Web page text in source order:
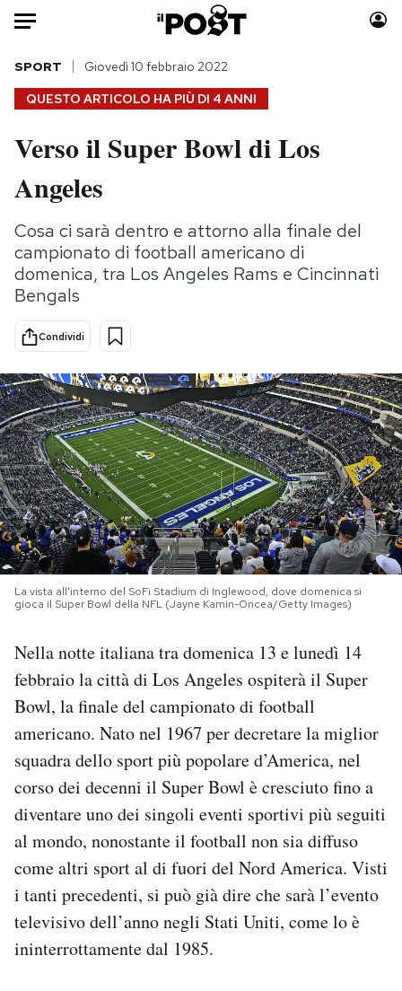
Auto
HOME
Italia
Politica
Tecnologia
Internet
Scienza
Cultura
Economia
Moda
Storie/Idee
Ok Boomer!
Media
PODCAST
NEWSLETTER
I MIEI PREFERITI
SHOP
CALENDARIO
AREA PERSONALE
Area Personale
Newsletter
Notifiche mobile
Regala il Post
Hai bisogno di aiuto?
QUESTO ARTICOLO HA PIÙ DI 4 ANNI
SPORT Giovedì 10 febbraio 2022
Verso il Super Bowl di Los
Angeles
Cosa ci sarà dentro e attorno alla finale del
campionato di football americano di
domenica, tra Los Angeles Rams e Cincinnati
Bengals
Condividi
La vista all'interno del SoFi Stadium di Inglewood, dove domenica si
gioca il Super Bowl della NFL (Jayne Kamin-Oncea/Getty Images)
Nella notte italiana tra domenica 13 e lunedì 14
febbraio la città di Los Angeles ospiterà il Super
Bowl, la finale del campionato di football
americano. Nato nel 1967 per decretare la miglior
squadra dello sport più popolare d’America, nel
corso dei decenni il Super Bowl è cresciuto fino a
diventare uno dei singoli eventi sportivi più seguiti
al mondo, nonostante il football non sia diffuso
come altri sport al di fuori del Nord America. Visti
i tanti precedenti, si può già dire che sarà l’evento
televisivo dell’anno negli Stati Uniti, come lo è
ininterrottamente dal 1985.